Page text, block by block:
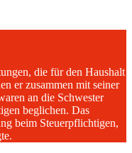
die für den Haushalt
er zusammen mit seiner
an die Schwester
beglichen. Das
beim Steuerpflichtigen,